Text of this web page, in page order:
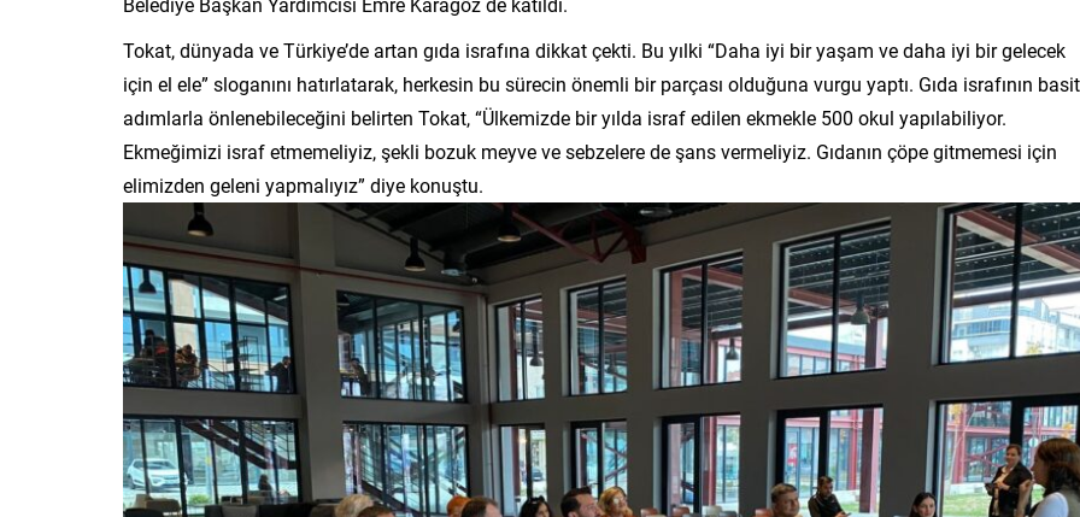
Tokat, dünyada ve Türkiye’de artan gıda israfına dikkat çekti. Bu yılki “Daha iyi bir yaşam ve daha iyi bir gelecek
için el ele” sloganını hatırlatarak, herkesin bu sürecin önemli bir parçası olduğuna vurgu yaptı. Gıda israfının basit
adımlarla önlenebileceğini belirten Tokat, “Ülkemizde bir yılda israf edilen ekmekle 500 okul yapılabiliyor.
Ekmeğimizi israf etmemeliyiz, şekli bozuk meyve ve sebzelere de şans vermeliyiz. Gıdanın çöpe gitmemesi için
elimizden geleni yapmalıyız” diye konuştu.